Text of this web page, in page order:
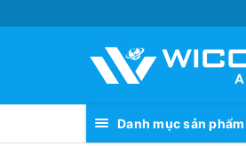
Danh mục sản phẩm